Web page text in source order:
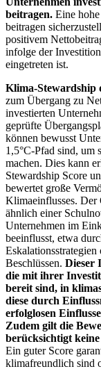
beitragen. Eine
beitragen
positivem
infolge der
eingetreten ist.
Klima-Stewardship
zum Übergang zu
investierten
geprüfte
können bewusst
1,5°C-Pfad sind, um
machen. Dies kann
Stewardship Score
bewertet große
Klimaeinflusses. Der
ähnlich einer
Unternehmen im
beeinflusst, etwa
Beschlüssen. Dieser
die mit ihrer
bereit sind, in
diese durch
erfolglosen
Zudem gilt die
berücksichtigt
Ein guter Score
klimafreundlich sind